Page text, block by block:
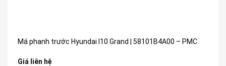
Má phanh trước Hyundai I10 Grand | 58101B4A00 – PMC
Giá liên hệ